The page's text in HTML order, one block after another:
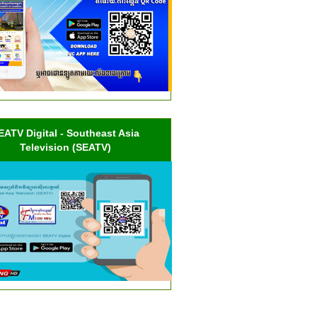
Digital - Southeast Asia
Television (SEATV)